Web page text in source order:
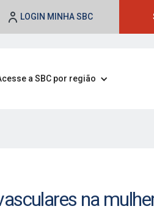
LOGIN MINHA SBC
a SBC por região
na